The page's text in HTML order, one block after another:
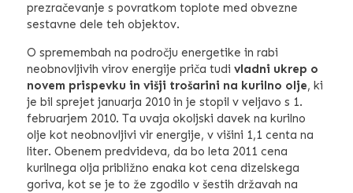
prezračevanje s povratkom toplote med obvezne
sestavne dele teh objektov.
O spremembah na področju energetike in rabi
neobnovljivih virov energije priča tudi vladni ukrep o
novem prispevku in višji trošarini na kurilno olje, ki
je bil sprejet januarja 2010 in je stopil v veljavo s 1.
februarjem 2010. Ta uvaja okoljski davek na kurilno
olje kot neobnovljivi vir energije, v višini 1,1 centa na
liter. Obenem predvideva, da bo leta 2011 cena
kurilnega olja približno enaka kot cena dizelskega
goriva, kot se je to že zgodilo v šestih državah na